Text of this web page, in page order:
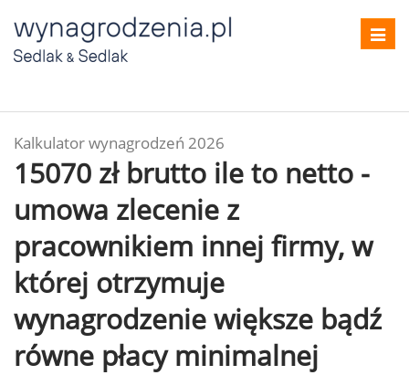
Kalkulator wynagrodzeń 2026
15070 zł brutto ile to netto -
umowa zlecenie z
pracownikiem innej firmy, w
której otrzymuje
wynagrodzenie większe bądź
równe płacy minimalnej